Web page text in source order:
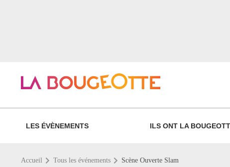
LES ÉVÈNEMENTS ILS ONT LA
Accueil Tous les événements Scène Ouverte Slam